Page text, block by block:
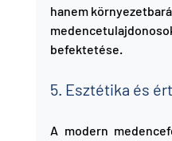
hanem
befektetése.
5. Esztétika és
A modern